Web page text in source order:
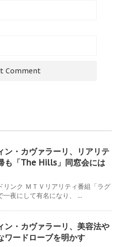
ン・カヴァラーリ、リアリテ
も「The Hills」同窓会には
リンク ＭＴＶリアリティ番組「ラグ
一夜にして有名になり、 ...
ン・カヴァラーリ、美容法や
ワードローブを明かす